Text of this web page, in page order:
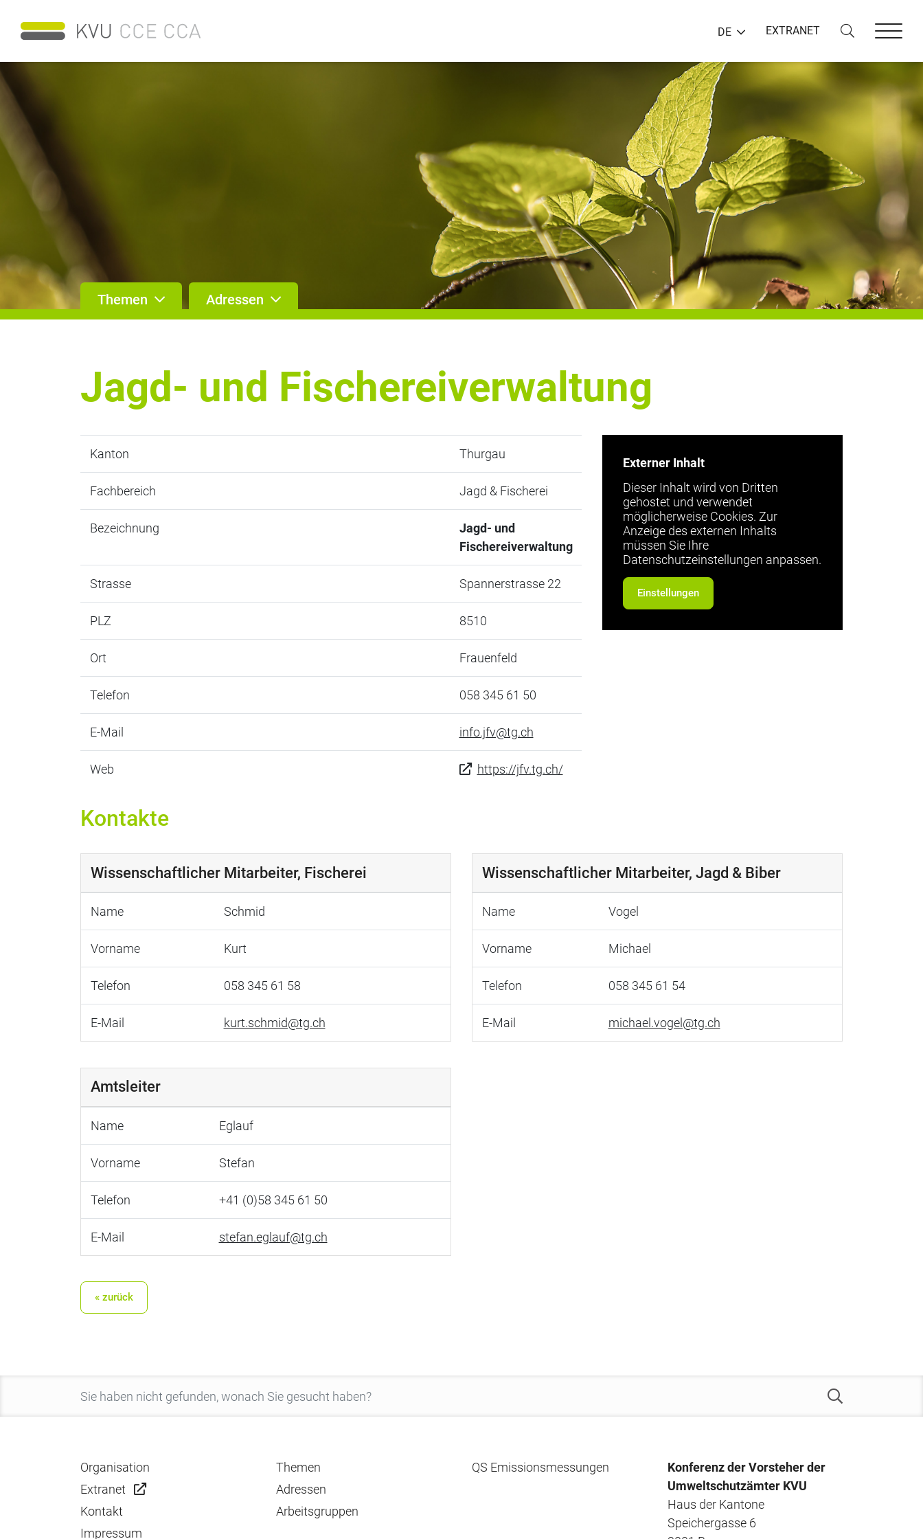
DE EXTRANET
Themen Adressen
Jagd- und Fischereiverwaltung
Kanton Thurgau
Fachbereich Jagd & Fischerei
Bezeichnung
Jagd- und
Fischereiverwaltung
Strasse Spannerstrasse 22
PLZ 8510
Ort Frauenfeld
Telefon 058 345 61 50
E-Mail info.jfv@tg.ch
Web https://jfv.tg.ch/
Externer Inhalt
Dieser Inhalt wird von Dritten
gehostet und verwendet
möglicherweise Cookies. Zur
Anzeige des externen Inhalts
müssen Sie Ihre
Datenschutzeinstellungen anpassen.
Einstellungen
Kontakte
Wissenschaftlicher Mitarbeiter, Fischerei
Name Schmid
Vorname Kurt
Telefon 058 345 61 58
E-Mail kurt.schmid@tg.ch
Wissenschaftlicher Mitarbeiter, Jagd & Biber
Name Vogel
Vorname Michael
Telefon 058 345 61 54
E-Mail michael.vogel@tg.ch
Amtsleiter
Name Eglauf
Vorname Stefan
Telefon +41 (0)58 345 61 50
E-Mail stefan.eglauf@tg.ch
« zurück
Organisation
Extranet
Kontakt
Impressum
Themen
Adressen
Arbeitsgruppen
QS Emissionsmessungen
Konferenz der Vorsteher der
Umweltschutzämter KVU
Haus der Kantone
Speichergasse 6